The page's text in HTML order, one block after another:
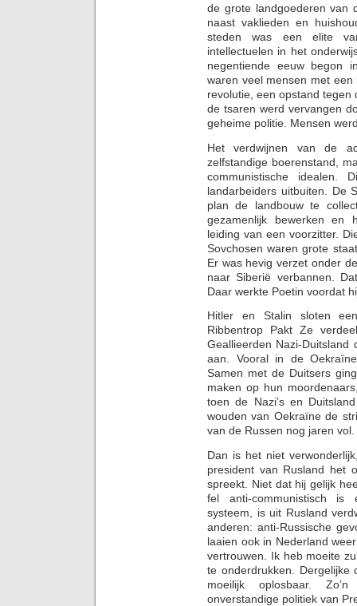
de grote landgoederen van
naast vaklieden en
steden was een elite
intellectuelen in het
negentiende eeuw begon
waren veel mensen met
revolutie, een opstand
de tsaren werd vervangen
geheime politie. Mensen
Het verdwijnen van de
zelfstandige boerenstand,
communistische
landarbeiders uitbuiten. De
plan de landbouw te
gezamenlijk bewerken en
leiding van een voorzitter.
Sovchosen waren grote
Er was hevig verzet onder
naar Siberië verbannen.
Daar werkte Poetin voordat
Hitler en Stalin sloten
Ribbentrop Pakt Ze
Geallieerden Nazi-
aan. Vooral in de
Samen met de Duitsers
maken op hun
toen de Nazi’s en
wouden van Oekraïne de
van de Russen nog jaren vol.
Dan is het niet
president van Rusland het
spreekt. Niet dat hij gelijk
fel anti-communistisch is
systeem, is uit Rusland
anderen: anti-Russische
laaien ook in Nederland
vertrouwen. Ik heb moeite
te onderdrukken. Dergelijke
moeilijk oplosbaar.
onverstandige politiek van